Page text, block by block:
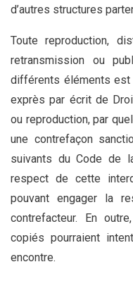
d’autres structures
Toute reproduction,
retransmission ou
différents éléments est
exprès par écrit de
ou reproduction, par
une contrefaçon
suivants du Code de
respect de cette
pouvant engager la
contrefacteur. En
copiés pourraient
encontre.